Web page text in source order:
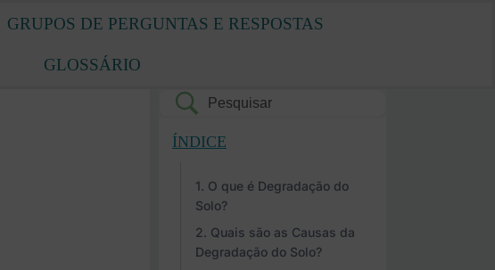
GRUPOS DE PERGUNTAS E RESPOSTAS
GLOSSÁRIO
ÍNDICE
O que é Degradação do
Solo?
Quais são as Causas da
Degradação do Solo?